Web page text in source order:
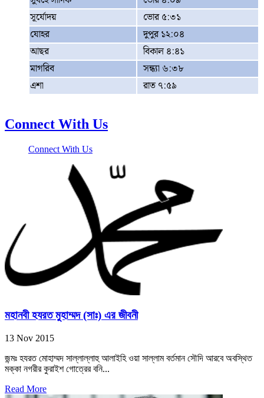
সূর্যোদয়
ভোর ৫:৩১
যোহর
দুপুর ১২:০৪
আছর
বিকাল ৪:৪১
মাগরিব
সন্ধ্যা ৬:৩৮
এশা
রাত ৭:৫৯
Connect With Us
Connect With Us
মহানবী হযরত মুহাম্মদ (সাঃ) এর জীবনী
13 Nov 2015
জন্মঃ হযরত মোহাম্মদ সাল্লাল্লাহু আলাইহি ওয়া সাল্লাম বর্তমান সৌদি আরবে অবস্থিত
মক্কা নগরীর কুরাইশ গোত্রের বনি...
Read More